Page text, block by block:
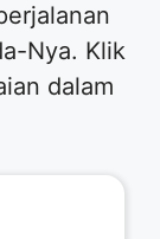
Nya. Klik
dalam